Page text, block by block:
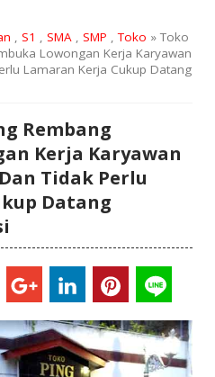
, S1 , SMA, SMP ,Toko » Toko
Lowongan Kerja Karyawan
Lamaran Kerja Cukup Datang
Rembang
Kerja Karyawan
Tidak Perlu
Datang